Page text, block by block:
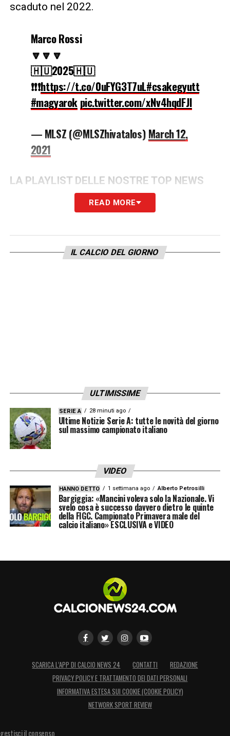
scaduto nel 2022.
Marco Rossi
🔽🔽🔽
🇭🇺2025🇭🇺
❗️❗️❗️https://t.co/0uFYG3T7uL#csakegyutt
#magyarokpic.twitter.com/xNv4hqdFJl
— MLSZ (@MLSZhivatalos)March 12,
2021
LA PLAYLIST DELLE NOSTRE TOP NEWS
READ MORE
IL CALCIO DEL GIORNO
ULTIMISSIME
SERIE A 28 minuti ago
Ultime Notizie Serie A: tutte le novità del giorno
sul massimo campionato italiano
VIDEO
HANNO DETTO 1 settimana ago Alberto Petrosilli
Bargiggia: «Mancini voleva solo la Nazionale. Vi
svelo cosa è successo davvero dietro le quinte
della FIGC. Campionato Primavera male del
calcio italiano» ESCLUSIVA e VIDEO
SCARICA L’APP DI CALCIO NEWS 24 CONTATTI
REDAZIONE
PRIVACY POLICY E TRATTAMENTO DEI DATI PERSONALI
INFORMATIVA ESTESA SUI COOKIE (COOKIE POLICY)
NETWORK SPORT REVIEW
gestisci il consenso